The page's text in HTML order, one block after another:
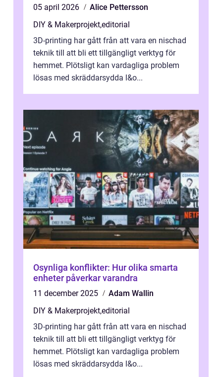
05 april 2026
Alice Pettersson
DIY & Makerprojekt,editorial
3D-printing har gått från att vara en nischad
teknik till att bli ett tillgängligt verktyg för
hemmet. Plötsligt kan vardagliga problem
lösas med skräddarsydda l&o...
Osynliga konflikter: Hur olika smarta
enheter påverkar varandra
11 december 2025
Adam Wallin
DIY & Makerprojekt,editorial
3D-printing har gått från att vara en nischad
teknik till att bli ett tillgängligt verktyg för
hemmet. Plötsligt kan vardagliga problem
lösas med skräddarsydda l&o...